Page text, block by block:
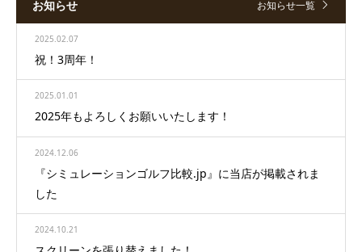
お知らせ お知らせ一覧
2025.02.07
祝！3周年！
2025.01.01
2025年もよろしくお願いいたします！
2024.12.06
『シミュレーションゴルフ比較.jp』に当店が掲載されま
した
2024.10.21